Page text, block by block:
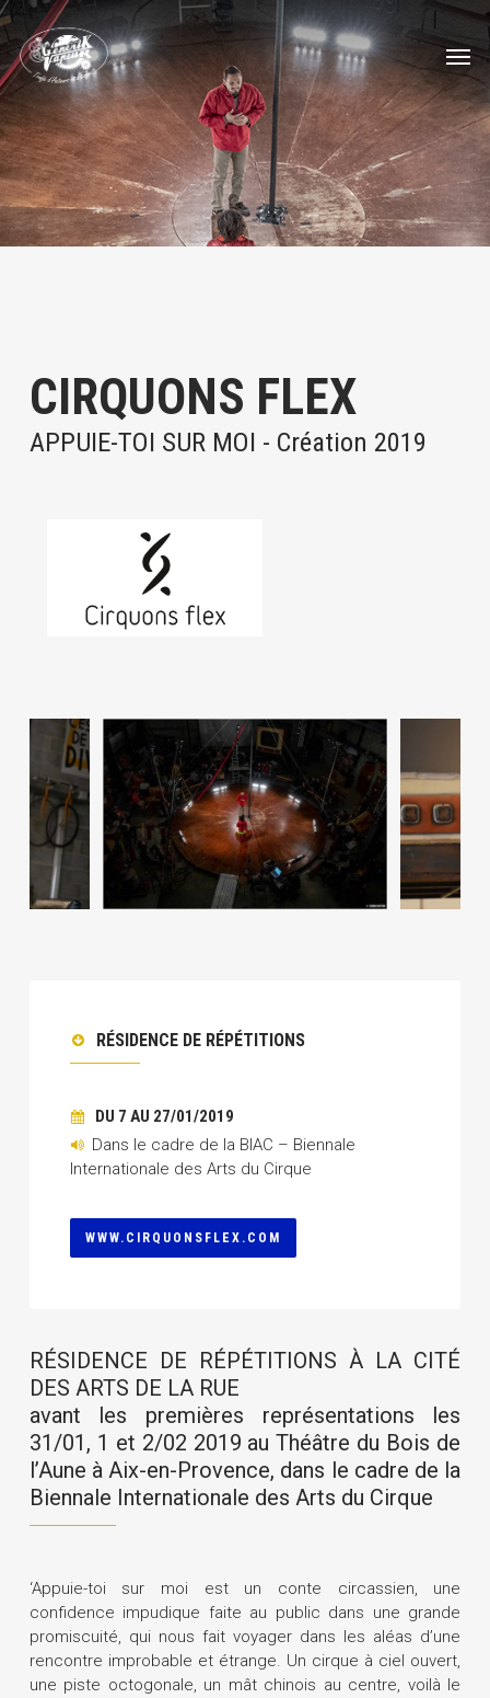
Skip
to
main
content
CIRQUONS FLEX
APPUIE-TOI SUR MOI - Création 2019
RÉSIDENCE DE RÉPÉTITIONS
DU 7 AU 27/01/2019
Dans le cadre de la BIAC – Biennale
Internationale des Arts du Cirque
WWW.CIRQUONSFLEX.COM
RÉSIDENCE DE RÉPÉTITIONS À LA CITÉ
DES ARTS DE LA RUE
avant les premières représentations les
31/01, 1 et 2/02 2019 au Théâtre du Bois de
l’Aune à Aix-en-Provence, dans le cadre de la
Biennale Internationale des Arts du Cirque
‘Appuie-toi sur moi est un conte circassien, une
confidence impudique faite au public dans une grande
promiscuité, qui nous fait voyager dans les aléas d’une
rencontre improbable et étrange. Un cirque à ciel ouvert,
une piste octogonale, un mât chinois au centre, voilà le
Menu